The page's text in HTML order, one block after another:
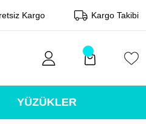
Kargo Kargo Takibi
YÜZÜKLER